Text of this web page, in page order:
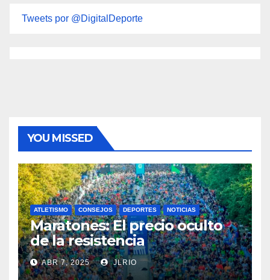
Tweets por @DigitalDeporte
YOU MISSED
ATLETISMO CONSEJOS DEPORTES NOTICIAS
Maratones: El precio oculto
de la resistencia
ABR 7, 2025 JLRIO